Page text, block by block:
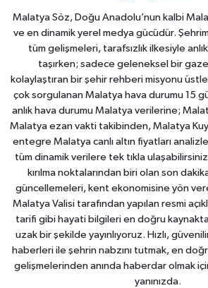
Malatya Söz, Doğu Anadolu’nun kalbi
ve en dinamik yerel medya gücüdür.
tüm gelişmeleri, tarafsızlık ilkesiyle
taşırken; sadece geleneksel bir
kolaylaştıran bir şehir rehberi misyonu
çok sorgulanan Malatya hava durumu 15
anlık hava durumu Malatya verilerine;
Malatya ezan vakti takibinden, Malatya
entegre Malatya canlı altın fiyatları
tüm dinamik verilere tek tıkla
kırılma noktalarından biri olan son
güncellemeleri, kent ekonomisine yön
Malatya Valisi tarafından yapılan resmi
tarifi gibi hayati bilgileri en doğru
uzak bir şekilde yayınlıyoruz. Hızlı,
haberleri ile şehrin nabzını tutmak, en
gelişmelerinden anında haberdar olmak
yanınızda.